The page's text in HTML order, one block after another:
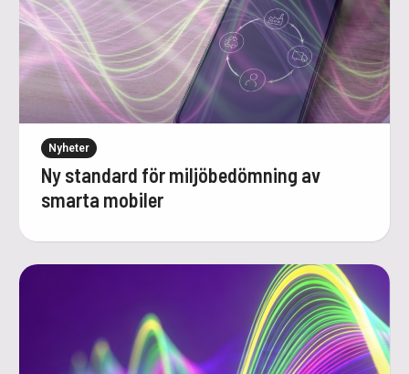
Nyheter
Ny standard för miljöbedömning av
smarta mobiler